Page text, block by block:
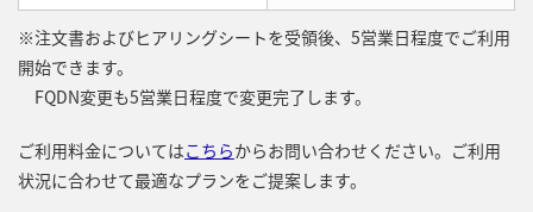
※注文書およびヒアリングシートを受領後、5営業日程度でご利用
開始できます。
FQDN変更も5営業日程度で変更完了します。
ご利用料金についてはこちらからお問い合わせください。ご利用
状況に合わせて最適なプランをご提案します。